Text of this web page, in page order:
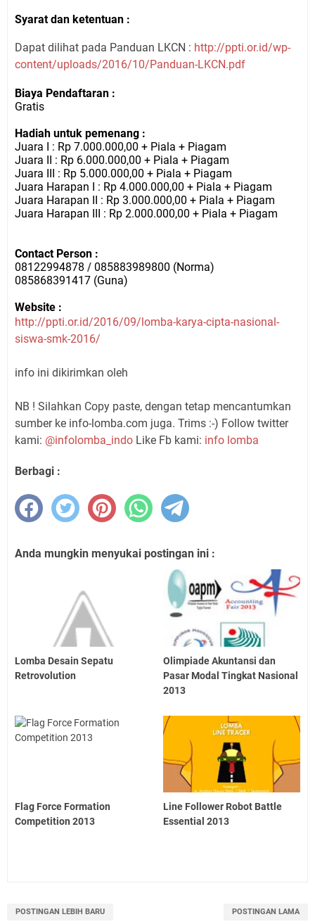
Syarat dan ketentuan :
Dapat dilihat pada Panduan LKCN : http://ppti.or.id/wp-
content/uploads/2016/10/Panduan-LKCN.pdf
Biaya Pendaftaran :
Gratis
Hadiah untuk pemenang :
Juara I : Rp 7.000.000,00 + Piala + Piagam
Juara II : Rp 6.000.000,00 + Piala + Piagam
Juara III : Rp 5.000.000,00 + Piala + Piagam
Juara Harapan I : Rp 4.000.000,00 + Piala + Piagam
Juara Harapan II : Rp 3.000.000,00 + Piala + Piagam
Juara Harapan III : Rp 2.000.000,00 + Piala + Piagam
Contact Person :
08122994878 / 085883989800 (Norma)
085868391417 (Guna)
Website :
http://ppti.or.id/2016/09/lomba-karya-cipta-nasional-
siswa-smk-2016/
info ini dikirimkan oleh
NB ! Silahkan Copy paste, dengan tetap mencantumkan
sumber ke info-lomba.com juga. Trims :-) Follow twitter
kami: @infolomba_indo Like Fb kami: info lomba
Berbagi :
Anda mungkin menyukai postingan ini :
Lomba Desain Sepatu
Retrovolution
Olimpiade Akuntansi dan
Pasar Modal Tingkat Nasional
2013
Flag Force Formation
Competition 2013
Line Follower Robot Battle
Essential 2013
POSTINGAN LEBIH BARU POSTINGAN LAMA